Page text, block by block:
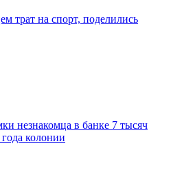
трат на спорт, поделились
незнакомца в банке 7 тысяч
колонии